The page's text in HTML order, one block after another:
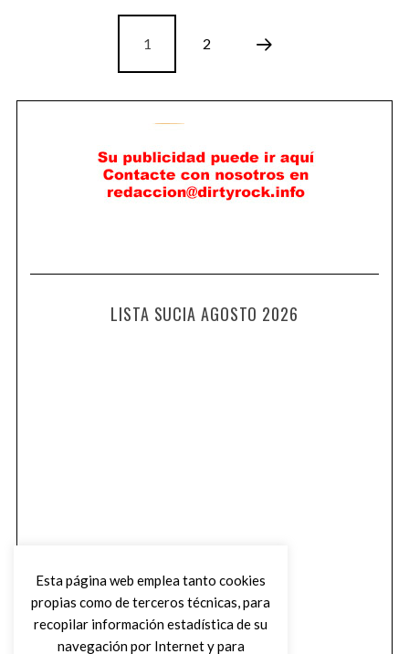
1 2
LISTA SUCIA AGOSTO 2026
Esta página web emplea tanto cookies
propias como de terceros técnicas, para
recopilar información estadística de su
navegación por Internet y para